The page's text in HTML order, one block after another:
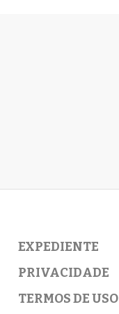
EXPEDIENTE
PRIVACIDADE
TERMOS DE USO